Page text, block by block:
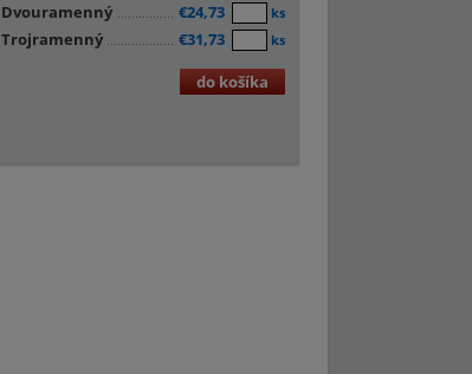
Dvouramenný €24,73 ks
Trojramenný €31,73 ks
do košíka